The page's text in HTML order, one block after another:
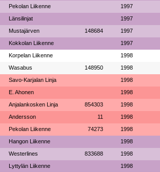
Pekolan Liikenne 1997
Länsilinjat 1997
Mustajärven 148684 1997
Kokkolan Liikenne 1997
Korpelan Liikenne 1998
Wasabus 148950 1998
Savo-Karjalan Linja 1998
E. Ahonen 1998
Anjalankosken Linja 854303 1998
Andersson 11 1998
Pekolan Liikenne 74273 1998
Hangon Liikenne 1998
Westerlines 833688 1998
Lyttylän Liikenne 1998